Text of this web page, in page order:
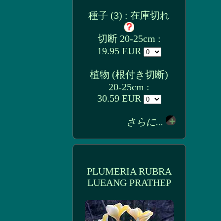
種子 (3) : 在庫切れ
切断 20-25cm :
19.95 EUR
植物 (根付き切断)
20-25cm :
30.59 EUR
さらに...
PLUMERIA RUBRA
LUEANG PRATHEP